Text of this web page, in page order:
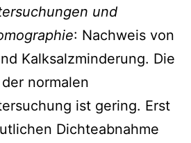
und
: Nachweis von
Kalksalzminderung. Die
normalen
ist gering. Erst
Dichteabnahme